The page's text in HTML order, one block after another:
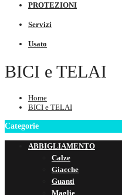
PROTEZIONI
Servizi
Usato
BICI e TELAI
Home
BICI e TELAI
Categorie
ABBIGLIAMENTO
Calze
Giacche
Guanti
Maglie